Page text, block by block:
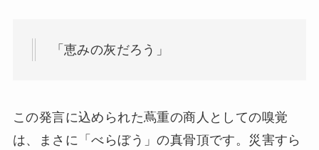
「恵みの灰だろう」
この発言に込められた蔦重の商人としての嗅覚
は、まさに「べらぼう」の真骨頂です。災害すら